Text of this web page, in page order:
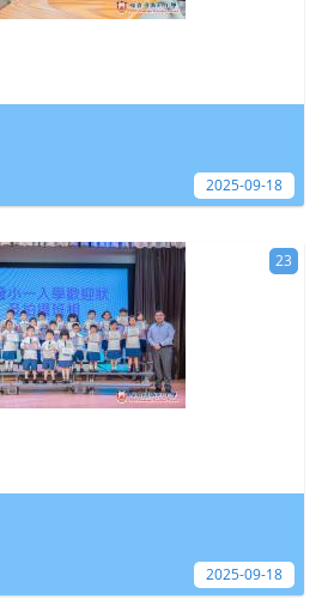
2025-09-18
23
2025-09-18